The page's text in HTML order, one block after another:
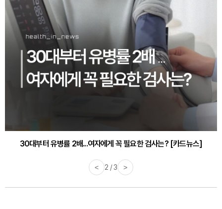
감기·독감 예방하고 면역력 높이는 4가지 영양제 [카드뉴스]
< 3 / 3 >